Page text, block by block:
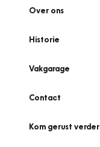
Over ons
Historie
Vakgarage
Contact
Kom gerust verder